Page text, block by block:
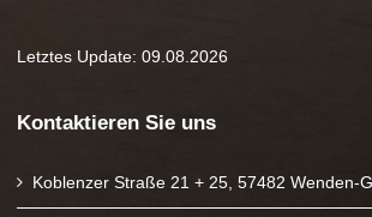
Letztes Update: 09.08.2026
Kontaktieren Sie uns
Koblenzer Straße 21 + 25, 57482 Wenden-